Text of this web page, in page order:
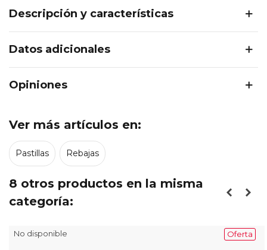
Descripción y características
Datos adicionales
Opiniones
Ver más artículos en:
Pastillas Rebajas
8 otros productos en la misma
categoría:
Oferta
No disponible